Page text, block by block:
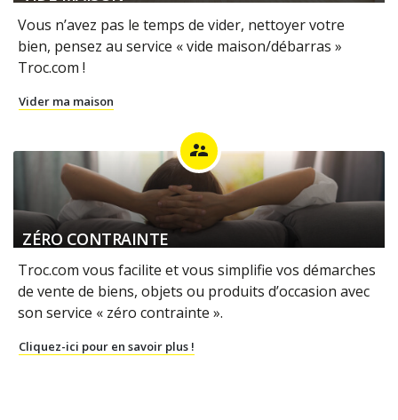
Vous n’avez pas le temps de vider, nettoyer votre
bien, pensez au service « vide maison/débarras »
Troc.com !
Vider ma maison
supervisor_account
ZÉRO CONTRAINTE
Troc.com vous facilite et vous simplifie vos démarches
de vente de biens, objets ou produits d’occasion avec
son service « zéro contrainte ».
Cliquez-ici pour en savoir plus !